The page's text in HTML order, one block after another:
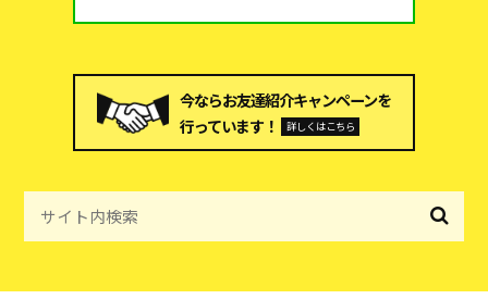
今ならお友達紹介キャンペーンを
行っています！
詳しくはこちら